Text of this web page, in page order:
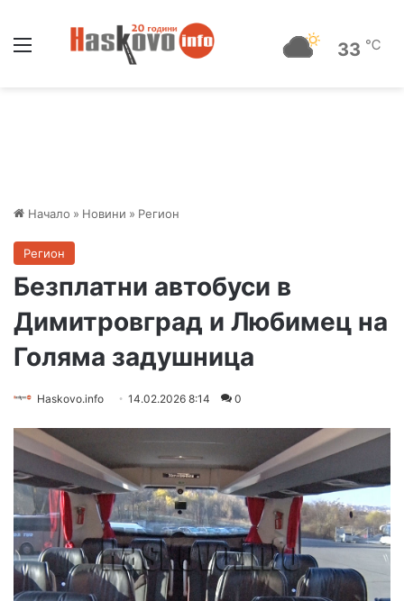
33 ℃
Начало » Новини » Регион
Регион
Безплатни автобуси в
Димитровград и Любимец на
Голяма задушница
Haskovo.info 14.02.2026 8:14 0